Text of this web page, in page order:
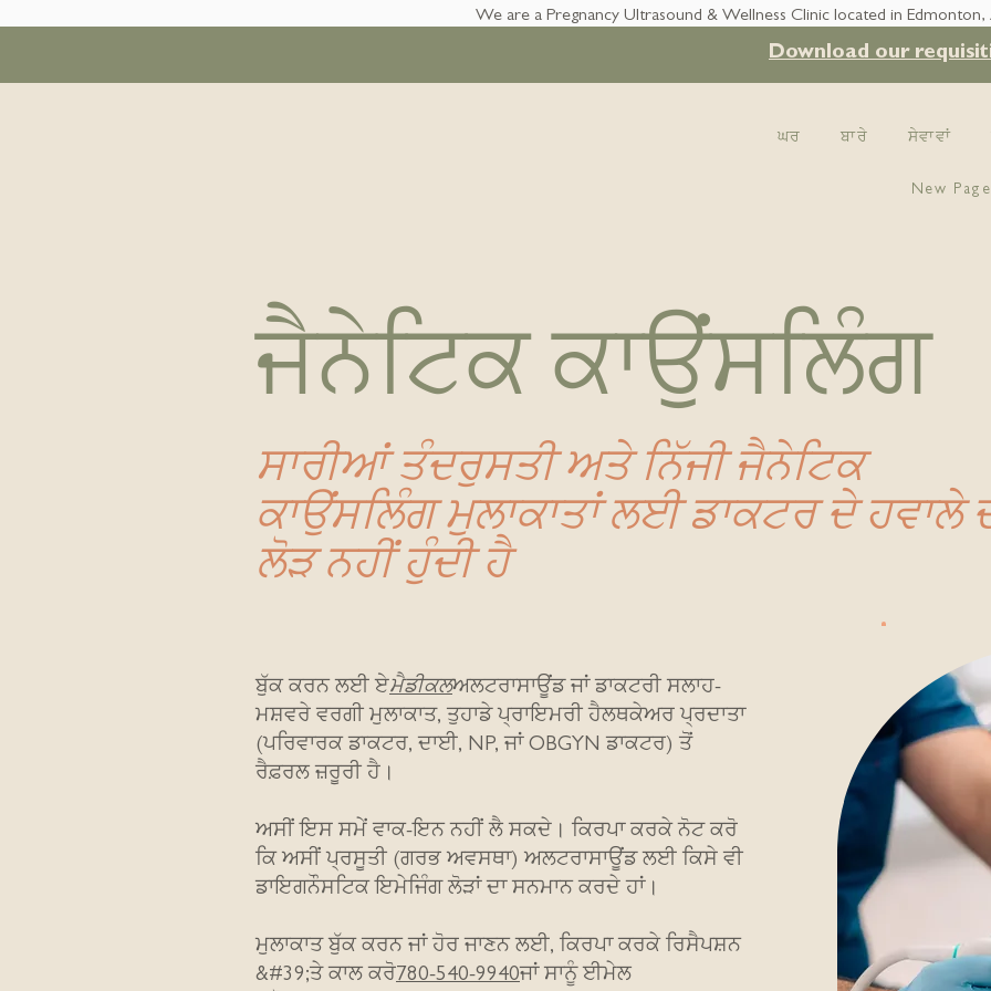
We are a Pregnancy Ultrasound & Wellness Clinic located in Edmonton,
Download our
ਘਰ ਬਾਰੇ ਸੇਵਾਵਾਂ
New Page
ਜੈਨੇਟਿਕ ਕਾਉਂਸਲਿੰਗ
ਸਾਰੀਆਂ ਤੰਦਰੁਸਤੀ ਅਤੇ ਨਿੱਜੀ ਜੈਨੇਟਿਕ
ਕਾਉਂਸਲਿੰਗ ਮੁਲਾਕਾਤਾਂ ਲਈ ਡਾਕਟਰ ਦੇ ਹਵਾਲੇ
ਲੋੜ ਨਹੀਂ ਹੁੰਦੀ ਹੈ
ਬੁੱਕ ਕਰਨ ਲਈ ਏਮੈਡੀਕਲਅਲਟਰਾਸਾਊਂਡ ਜਾਂ ਡਾਕਟਰੀ ਸਲਾਹ-
ਮਸ਼ਵਰੇ ਵਰਗੀ ਮੁਲਾਕਾਤ, ਤੁਹਾਡੇ ਪ੍ਰਾਇਮਰੀ ਹੈਲਥਕੇਅਰ ਪ੍ਰਦਾਤਾ
(ਪਰਿਵਾਰਕ ਡਾਕਟਰ, ਦਾਈ, NP, ਜਾਂ OBGYN ਡਾਕਟਰ) ਤੋਂ
ਰੈਫ਼ਰਲ ਜ਼ਰੂਰੀ ਹੈ।
ਅਸੀਂ ਇਸ ਸਮੇਂ ਵਾਕ-ਇਨ ਨਹੀਂ ਲੈ ਸਕਦੇ। ਕਿਰਪਾ ਕਰਕੇ ਨੋਟ ਕਰੋ
ਕਿ ਅਸੀਂ ਪ੍ਰਸੂਤੀ (ਗਰਭ ਅਵਸਥਾ) ਅਲਟਰਾਸਾਊਂਡ ਲਈ ਕਿਸੇ ਵੀ
ਡਾਇਗਨੌਸਟਿਕ ਇਮੇਜਿੰਗ ਲੋੜਾਂ ਦਾ ਸਨਮਾਨ ਕਰਦੇ ਹਾਂ।
ਮੁਲਾਕਾਤ ਬੁੱਕ ਕਰਨ ਜਾਂ ਹੋਰ ਜਾਣਨ ਲਈ, ਕਿਰਪਾ ਕਰਕੇ ਰਿਸੈਪਸ਼ਨ
&#39;ਤੇ ਕਾਲ ਕਰੋ780-540-9940ਜਾਂ ਸਾਨੂੰ ਈਮੇਲ